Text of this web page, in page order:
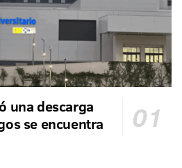
una descarga
se encuentra